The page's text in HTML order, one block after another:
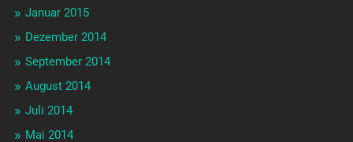
Januar 2015
Dezember 2014
September 2014
August 2014
Juli 2014
Mai 2014